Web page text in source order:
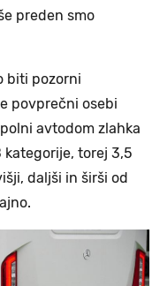
preden smo
biti pozorni
povprečni osebi
avtodom zlahka
kategorije, torej 3,5
daljši in širši od